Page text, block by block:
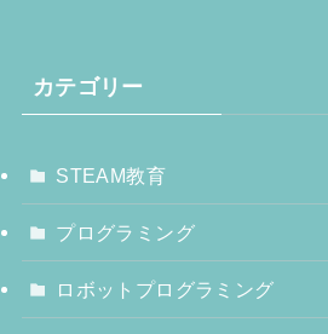
カテゴリー
STEAM教育
プログラミング
ロボットプログラミング